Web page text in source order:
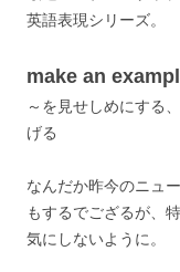
英語表現シリーズ。
make an
～を見せしめにする
げる
なんだか昨今のニュ
もするでござるが、
気にしないように。